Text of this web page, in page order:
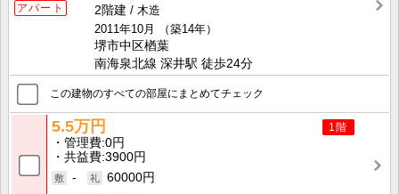
アパート
2階建
木造
2011年10月
（築14年）
堺市中区楢葉
南海泉北線 深井駅 徒歩24分
この建物のすべての部屋にまとめてチェック
1階
5.5万円
管理費 0円
共益費 3900円
-
60000円